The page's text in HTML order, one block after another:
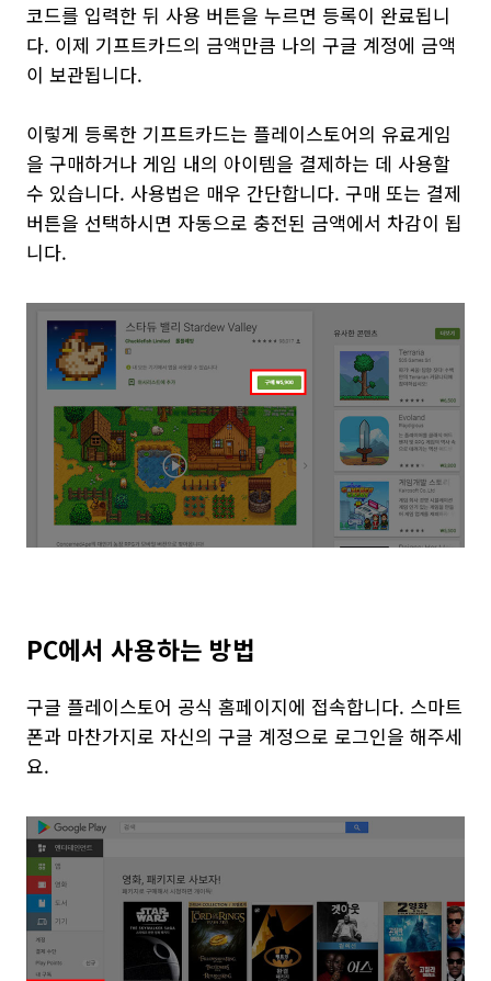
코드를 입력한 뒤 사용 버튼을 누르면 등록이 완료됩니
다. 이제 기프트카드의 금액만큼 나의 구글 계정에 금액
이 보관됩니다.
이렇게 등록한 기프트카드는 플레이스토어의 유료게임
을 구매하거나 게임 내의 아이템을 결제하는 데 사용할
수 있습니다. 사용법은 매우 간단합니다. 구매 또는 결제
버튼을 선택하시면 자동으로 충전된 금액에서 차감이 됩
니다.
PC에서 사용하는 방법
구글 플레이스토어 공식 홈페이지에 접속합니다. 스마트
폰과 마찬가지로 자신의 구글 계정으로 로그인을 해주세
요.